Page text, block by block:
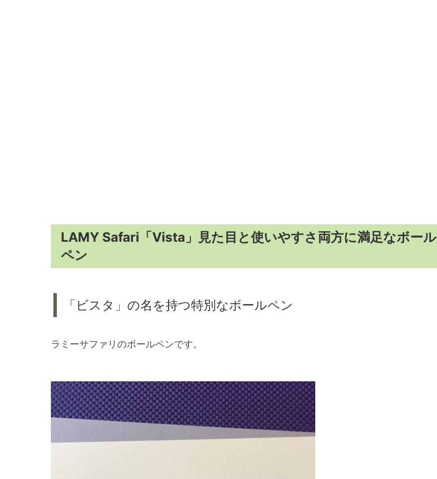
LAMY Safari「Vista」見た目と使いやすさ両方に満足なボール
ペン
「ビスタ」の名を持つ特別なボールペン
ラミーサファリのボールペンです。